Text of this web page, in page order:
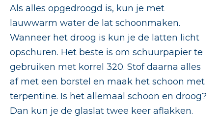
Als alles opgedroogd is, kun je met
lauwwarm water de lat schoonmaken.
Wanneer het droog is kun je de latten licht
opschuren. Het beste is om schuurpapier te
gebruiken met korrel 320. Stof daarna alles
af met een borstel en maak het schoon met
terpentine. Is het allemaal schoon en droog?
Dan kun je de glaslat twee keer aflakken.